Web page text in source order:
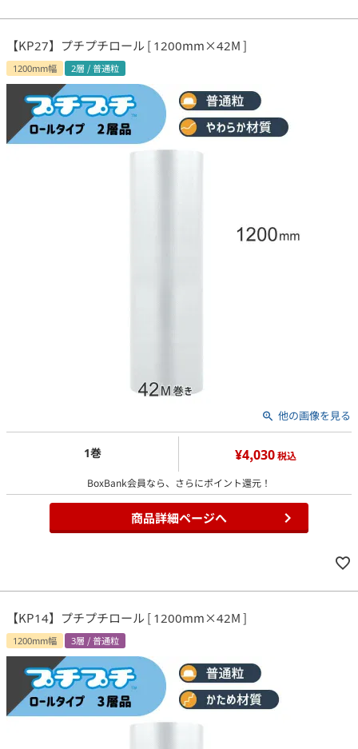
【KP27】プチプチロール [ 1200mm×42M ]
1200mm幅 2層 / 普通粒
他の画像を見る
1巻 ¥4,030 税込
BoxBank会員なら、さらにポイント還元！
商品詳細ページへ
【KP14】プチプチロール [ 1200mm×42M ]
1200mm幅 3層 / 普通粒